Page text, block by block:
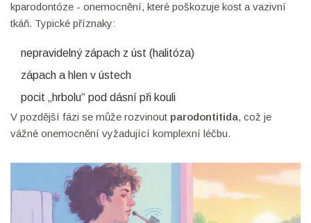
kparodontóze - onemocnění, které poškozuje kost a vazivní
tkáň. Typické příznaky:
nepravidelný zápach z úst (halitóza)
zápach a hlen v ústech
pocit „hrbolu“ pod dásní při kouli
V pozdější fázi se může rozvinout parodontitida, což je
vážné onemocnění vyžadující komplexní léčbu.